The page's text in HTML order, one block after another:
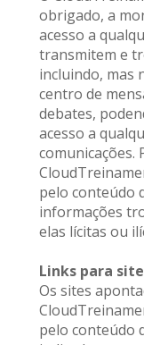
obrigado, a
acesso a
transmitem e
incluindo, mas
centro de
debates,
acesso a
comunicações.
pelo conteúdo
informações
elas lícitas ou
Links para
Os sites
pelo conteúdo